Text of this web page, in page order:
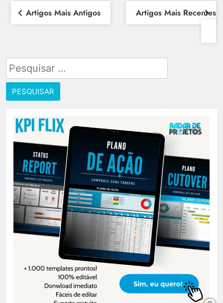
Artigos Mais Antigos Artigos Mais Recentes